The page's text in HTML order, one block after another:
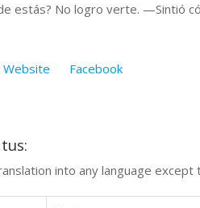
estás? No logro verte. —Sintió
Website Facebook
into any language